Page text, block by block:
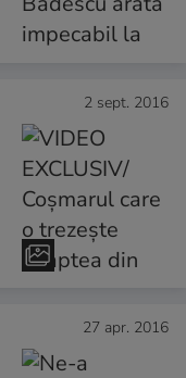
2 sept. 2016
27 apr. 2016